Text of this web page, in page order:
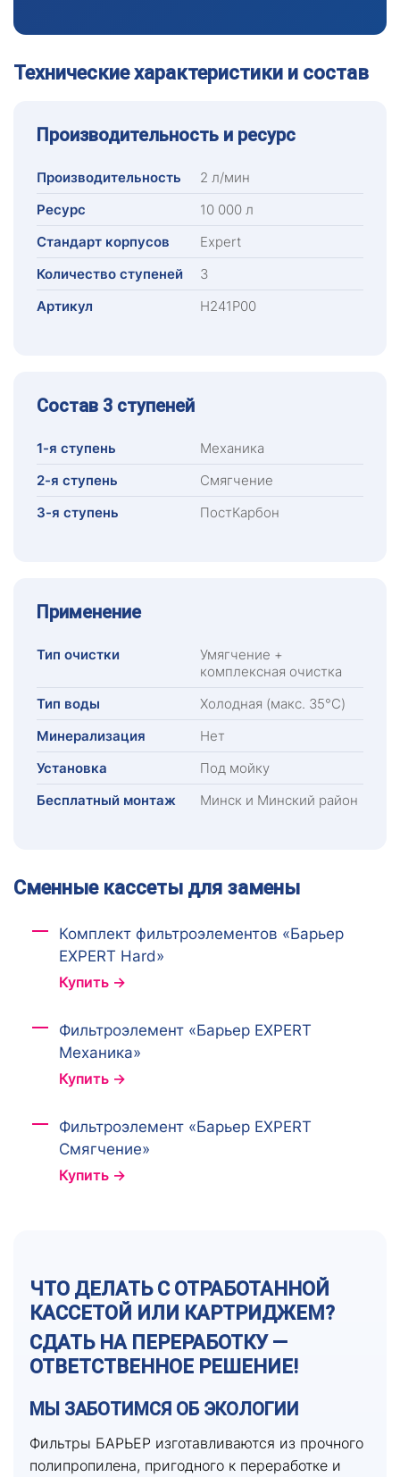
Технические характеристики и состав
Производительность и ресурс
Производительность
2 л/мин
Ресурс
10 000 л
Стандарт корпусов
Expert
Количество ступеней
3
Артикул
Н241Р00
Состав 3 ступеней
1-я ступень
Механика
2-я ступень
Смягчение
3-я ступень
ПостКарбон
Применение
Тип очистки
Умягчение +
комплексная очистка
Тип воды
Холодная (макс. 35°C)
Минерализация
Нет
Установка
Под мойку
Бесплатный монтаж
Минск и Минский район
Сменные кассеты для замены
Комплект фильтроэлементов «Барьер
EXPERT Hard»
Купить →
Фильтроэлемент «Барьер EXPERT
Механика»
Купить →
Фильтроэлемент «Барьер EXPERT
Смягчение»
Купить →
ЧТО ДЕЛАТЬ С ОТРАБОТАННОЙ
КАССЕТОЙ ИЛИ КАРТРИДЖЕМ?
СДАТЬ НА ПЕРЕРАБОТКУ —
ОТВЕТСТВЕННОЕ РЕШЕНИЕ!
МЫ ЗАБОТИМСЯ ОБ ЭКОЛОГИИ
Фильтры БАРЬЕР изготавливаются из прочного
полипропилена, пригодного к переработке и